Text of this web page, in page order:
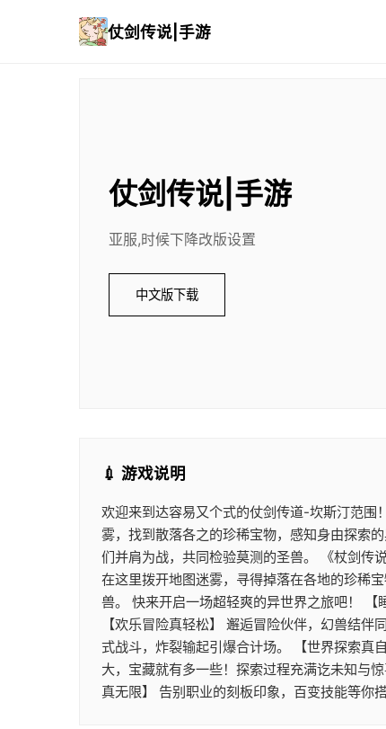
仗剑传说|手游
仗剑传说|手游
亚服,时候下降改版设置
中文版下载
💉 游戏说明
欢迎来到达容易又个式的仗剑传道-坎斯汀范围
雾，找到散落各之的珍稀宝物，感知身由探索
们并肩为战，共同检验莫测的圣兽。 《杖剑传
在这里拨开地图迷雾，寻得掉落在各地的珍稀
兽。 快来开启一场超轻爽的异世界之旅吧！ 【
【欢乐冒险真轻松】 邂逅冒险伙伴，幻兽结
式战斗，炸裂输起引爆合计场。 【世界探索真
大，宝藏就有多一些！探索过程充满讫未知与
真无限】 告别职业的刻板印象，百变技能等你